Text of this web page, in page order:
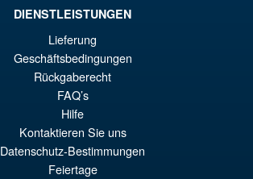
IN DEN WARENKORB
DIENSTLEISTUNGEN
Lieferung
Geschäftsbedingungen
Rückgaberecht
FAQ’s
Hilfe
Kontaktieren Sie uns
Datenschutz-Bestimmungen
Feiertage